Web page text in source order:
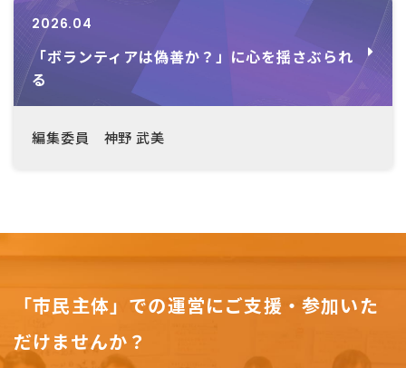
2026.04
「ボランティアは偽善か？」に心を揺さぶられ
る
編集委員 神野 武美
「市民主体」での運営にご支援・参加いた
だけませんか？